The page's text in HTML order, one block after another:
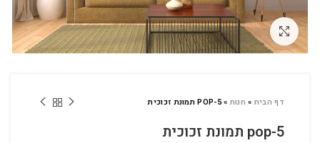
לחץ להגדלה
דף הבית» חנות»POP-5 תמונת זכוכית
pop-5 תמונת זכוכית